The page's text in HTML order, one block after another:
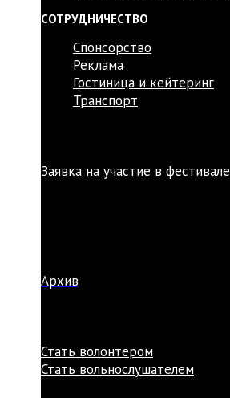
СОТРУДНИЧЕСТВО
Спонсорство
Реклама
Гостиница и кейтеринг
Транспорт
Заявка на участие в фестивале
Архив
Стать волонтером
Стать вольнослушателем